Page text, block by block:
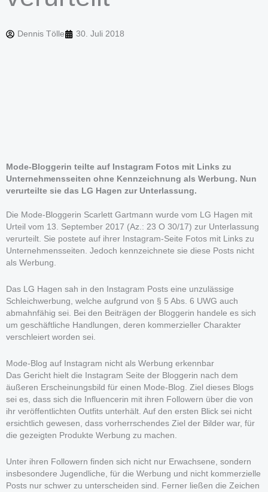
Dennis Tölle 30. Juli 2018
Mode-Bloggerin teilte auf Instagram Fotos mit Links zu
Unternehmensseiten ohne Kennzeichnung als Werbung. Nun
verurteilte sie das LG Hagen zur Unterlassung.
Die Mode-Bloggerin Scarlett Gartmann wurde vom LG Hagen mit
Urteil vom 13. September 2017 (Az.: 23 O 30/17) zur Unterlassung
verurteilt. Sie postete auf ihrer Instagram-Seite Fotos mit Links zu
Unternehmensseiten. Jedoch kennzeichnete sie diese Posts nicht
als Werbung.
Das LG Hagen sah in den Instagram Posts eine unzulässige
Schleichwerbung, welche aufgrund von § 5 Abs. 6 UWG auch
abmahnfähig sei. Bei den Beiträgen der Bloggerin handele es sich
um geschäftliche Handlungen, deren kommerzieller Charakter
verschleiert worden sei.
Mode-Blog auf Instagram nicht als Werbung erkennbar
Das Gericht hielt die Instagram Seite der Bloggerin nach dem
äußeren Erscheinungsbild für einen Mode-Blog. Ziel dieses Blogs
sei es, dass sich die Influencerin mit ihren Followern über die von
ihr veröffentlichten Outfits unterhält. Auf den ersten Blick sei nicht
ersichtlich gewesen, dass vorherrschendes Ziel der Bilder war, für
die gezeigten Produkte Werbung zu machen.
Unter ihren Followern finden sich nicht nur Erwachsene, sondern
insbesondere Jugendliche, für die Werbung und nicht kommerzielle
Posts nur schwer zu unterscheiden sind. Ferner ließen die Zeichen